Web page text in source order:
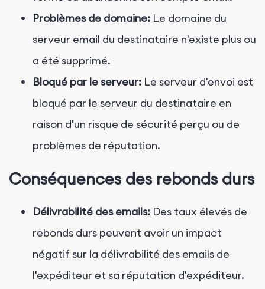
Problèmes de domaine: Le domaine du
serveur email du destinataire n'existe plus ou
a été supprimé.
Bloqué par le serveur: Le serveur d'envoi est
bloqué par le serveur du destinataire en
raison d'un risque de sécurité perçu ou de
problèmes de réputation.
Conséquences des rebonds durs
Délivrabilité des emails: Des taux élevés de
rebonds durs peuvent avoir un impact
négatif sur la délivrabilité des emails de
l'expéditeur et sa réputation d'expéditeur.